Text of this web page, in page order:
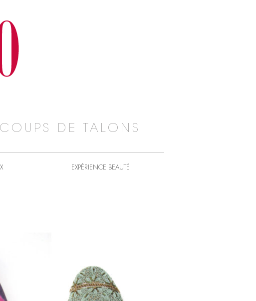
DE TALONS
EXPÉRIENCE BEAUTÉ